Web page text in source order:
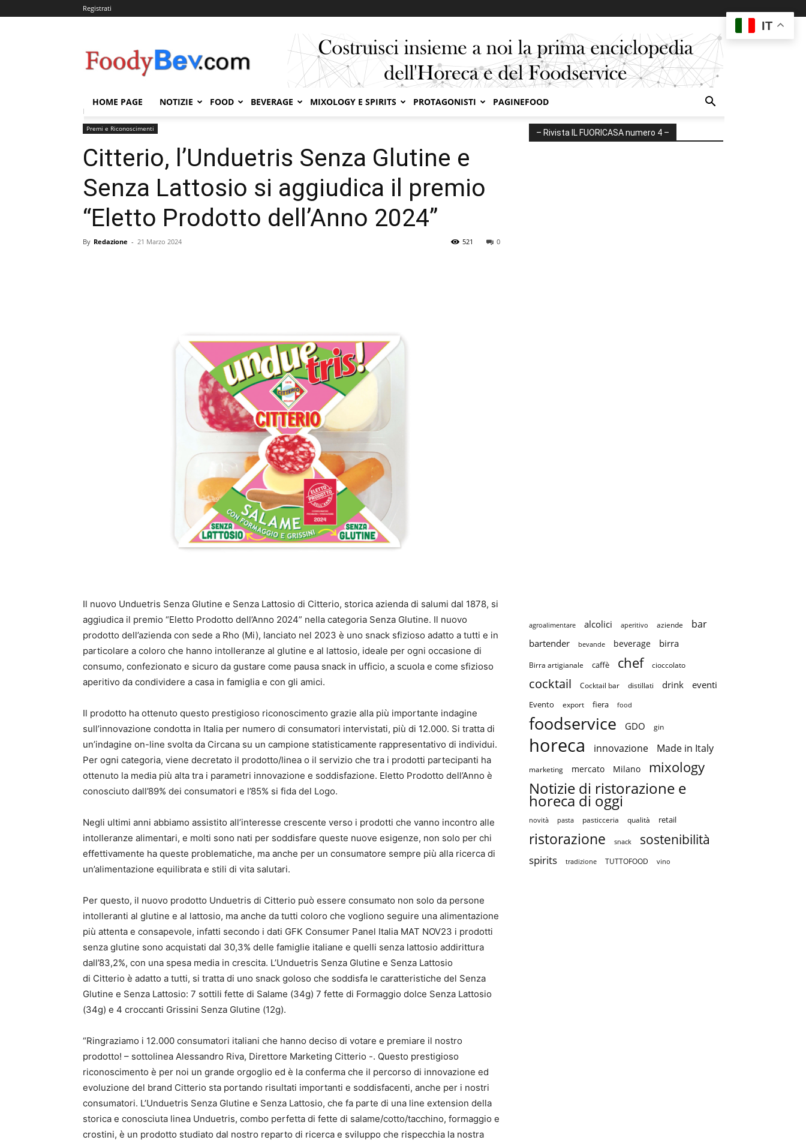
Registrati
HOME PAGE NOTIZIE FOOD BEVERAGE MIXOLOGY E SPIRITS PROTAGONISTI PAGINEFOOD
Home
Premi e Riconoscimenti
Citterio, l’Unduetris Senza Glutine e
Senza Lattosio si aggiudica il premio
“Eletto Prodotto dell’Anno 2024”
By Redazione - 21 Marzo 2024 0
521
Il nuovo Unduetris Senza Glutine e Senza Lattosio di Citterio, storica azienda di salumi dal 1878, si
aggiudica il premio “Eletto Prodotto dell’Anno 2024” nella categoria Senza Glutine. Il nuovo
prodotto dell’azienda con sede a Rho (Mi), lanciato nel 2023 è uno snack sfizioso adatto a tutti e in
particolare a coloro che hanno intolleranze al glutine e al lattosio, ideale per ogni occasione di
consumo, confezionato e sicuro da gustare come pausa snack in ufficio, a scuola e come sfizioso
aperitivo da condividere a casa in famiglia e con gli amici.
Il prodotto ha ottenuto questo prestigioso riconoscimento grazie alla più importante indagine
sull’innovazione condotta in Italia per numero di consumatori intervistati, più di 12.000. Si tratta di
un’indagine on-line svolta da Circana su un campione statisticamente rappresentativo di individui.
Per ogni categoria, viene decretato il prodotto/linea o il servizio che tra i prodotti partecipanti ha
ottenuto la media più alta tra i parametri innovazione e soddisfazione. Eletto Prodotto dell’Anno è
conosciuto dall’89% dei consumatori e l’85% si fida del Logo.
Negli ultimi anni abbiamo assistito all’interesse crescente verso i prodotti che vanno incontro alle
intolleranze alimentari, e molti sono nati per soddisfare queste nuove esigenze, non solo per chi
effettivamente ha queste problematiche, ma anche per un consumatore sempre più alla ricerca di
un’alimentazione equilibrata e stili di vita salutari.
Per questo, il nuovo prodotto Unduetris di Citterio può essere consumato non solo da persone
intolleranti al glutine e al lattosio, ma anche da tutti coloro che vogliono seguire una alimentazione
più attenta e consapevole, infatti secondo i dati GFK Consumer Panel Italia MAT NOV23 i prodotti
senza glutine sono acquistati dal 30,3% delle famiglie italiane e quelli senza lattosio addirittura
dall’83,2%, con una spesa media in crescita. L’Unduetris Senza Glutine e Senza Lattosio
di Citterio è adatto a tutti, si tratta di uno snack goloso che soddisfa le caratteristiche del Senza
Glutine e Senza Lattosio: 7 sottili fette di Salame (34g) 7 fette di Formaggio dolce Senza Lattosio
(34g) e 4 croccanti Grissini Senza Glutine (12g).
“Ringraziamo i 12.000 consumatori italiani che hanno deciso di votare e premiare il nostro
prodotto! – sottolinea Alessandro Riva, Direttore Marketing Citterio -. Questo prestigioso
riconoscimento è per noi un grande orgoglio ed è la conferma che il percorso di innovazione ed
evoluzione del brand Citterio sta portando risultati importanti e soddisfacenti, anche per i nostri
consumatori. L’Unduetris Senza Glutine e Senza Lattosio, che fa parte di una line extension della
storica e conosciuta linea Unduetris, combo perfetta di fette di salame/cotto/tacchino, formaggio e
crostini, è un prodotto studiato dal nostro reparto di ricerca e sviluppo che rispecchia la nostra
– Rivista IL FUORICASA numero 4 –
agroalimentare alcolici aperitivo aziende bar
bartender bevande beverage birra
Birra artigianale caffè chef cioccolato
cocktail Cocktail bar distillati drink eventi
Evento export fiera food
foodservice GDO gin
horeca innovazione Made in Italy
marketing mercato Milano mixology
Notizie di ristorazione e
horeca di oggi
novità pasta pasticceria qualità retail
ristorazione snack sostenibilità
spirits tradizione TUTTOFOOD vino
IT